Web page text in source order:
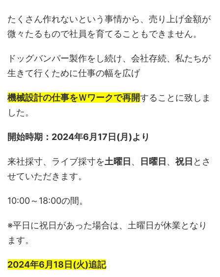
たくさん作れないという事情から、売り上げ金額が
微々たるもので社員を育てることもできません。
ドッグバンパー製作をし続け、会社存続、私たちが
生きて行くために仕事の幅を広げ
機械設計の仕事をＷワークで再開することに致しま
した。
開始時期：2024年6月17日(月)より
来社採寸、ライブ採寸を土曜日、 日曜日、 祝日 とさ
せていただきます。
10:00～18:00の間。
※平日に祝日があった場合は、土曜日が休業となり
ます。
2024年6月18日(火)追記